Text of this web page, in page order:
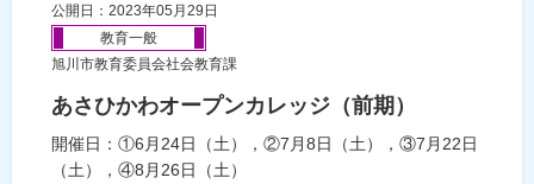
公開日：2023年05月29日
教育一般
旭川市教育委員会社会教育課
あさひかわオープンカレッジ（前期）
開催日：①6月24日（土），②7月8日（土），③7月22日
（土），④8月26日（土）